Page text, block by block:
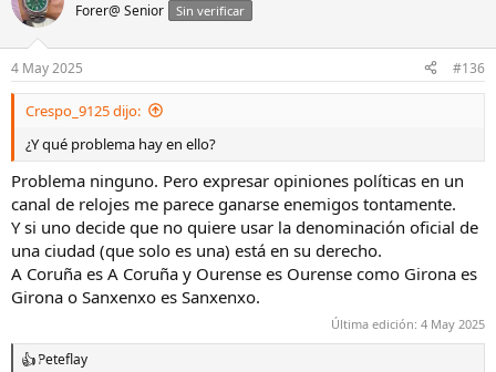
Forer@ Senior Sin verificar
4 May 2025 #136
Crespo_9125 dijo:
¿Y qué problema hay en ello?
Problema ninguno. Pero expresar opiniones políticas en un
canal de relojes me parece ganarse enemigos tontamente.
Y si uno decide que no quiere usar la denominación oficial de
una ciudad (que solo es una) está en su derecho.
A Coruña es A Coruña y Ourense es Ourense como Girona es
Girona o Sanxenxo es Sanxenxo.
Última edición: 4 May 2025
R
Peteflay